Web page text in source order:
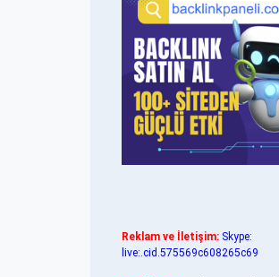
Reklam ve İletişim: Skype:
live:.cid.575569c608265c69